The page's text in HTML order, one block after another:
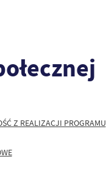
Z REALIZACJI PROGRAMU